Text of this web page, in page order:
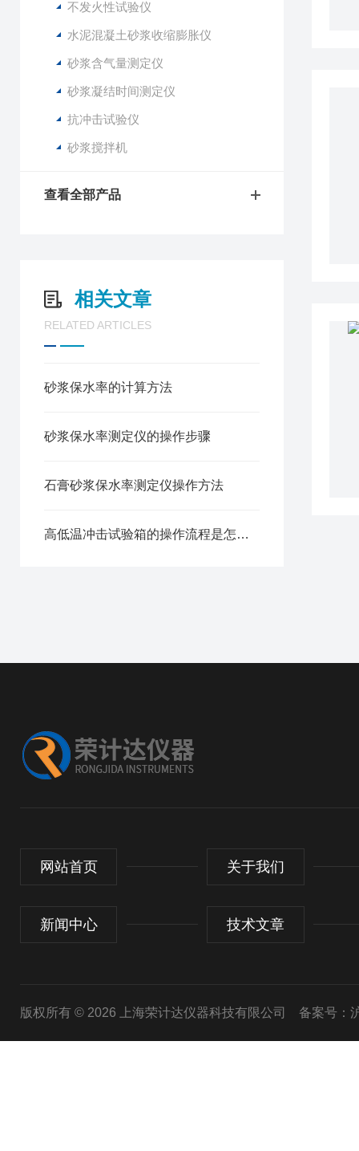
不发火性试验仪
水泥混凝土砂浆收缩膨胀仪
砂浆含气量测定仪
砂浆凝结时间测定仪
抗冲击试验仪
砂浆搅拌机
查看全部产品
相关文章
RELATED ARTICLES
砂浆保水率的计算方法
砂浆保水率测定仪的操作步骤
石膏砂浆保水率测定仪操作方法
高低温冲击试验箱的操作流程是怎样的
网站首页 关于我们
新闻中心 技术文章
版权所有 © 2026 上海荣计达仪器科技有限公司 备案号：